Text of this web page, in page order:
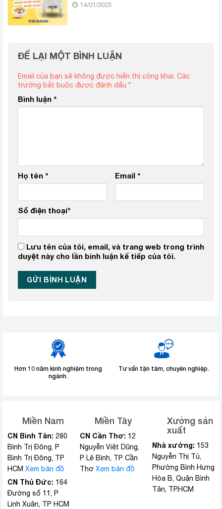
14/01/2025
ĐỂ LẠI MỘT BÌNH LUẬN
Email của bạn sẽ không được hiển thị công khai. Các
trường bắt buộc được đánh dấu *
Bình luận *
Họ tên * Email *
Số điện thoại*
Lưu tên của tôi, email, và trang web trong trình
duyệt này cho lần bình luận kế tiếp của tôi.
Hơn 10 năm kinh nghiệm trong
ngành.
Tư vấn tận tâm, chuyên nghiệp.
Miền Nam
CN Bình Tân: 280
Bình Trị Đông, P
Bình Trị Đông, TP
HCM Xem bản đồ
CN Thủ Đức: 164
Đường số 11, P
Linh Xuân, TP HCM
Miền Tây
CN Cần Thơ: 12
Nguyễn Việt Dũng,
P Lê Bình, TP Cần
Thơ Xem bản đồ
Xưởng sản
xuất
Nhà xưởng: 153
Nguyễn Thị Tú,
Phường Bình Hưng
Hòa B, Quận Bình
Tân, TP.HCM